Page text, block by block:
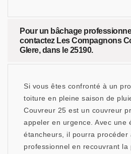
Pour un bâchage
contactez Les Compagnons
Glere, dans le 25190.
Si vous êtes confronté à un
toiture en pleine saison de
Couvreur 25 est un couvreur
appeler en urgence. Avec une
étancheurs, il pourra procéder
professionnel en recouvrant la